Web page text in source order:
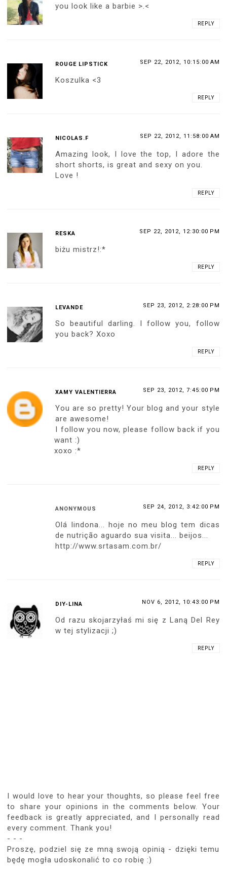
you look like a barbie >.<
REPLY
ROUGE LIPSTICK SEP 22, 2012, 10:15:00 AM
Koszulka <3
REPLY
NICOLAS.F SEP 22, 2012, 11:58:00 AM
Amazing look, I love the top, I adore the
short shorts, is great and sexy on you.
Love !
REPLY
RESKA SEP 22, 2012, 12:30:00 PM
biżu mistrz!:*
REPLY
LEVANDE SEP 23, 2012, 2:28:00 PM
So beautiful darling. I follow you, follow
you back? Xoxo
REPLY
XAMY VALENTIERRA SEP 23, 2012, 7:45:00 PM
You are so pretty! Your blog and your style
are awesome!
I follow you now, please follow back if you
want :)
xoxo :*
REPLY
ANONYMOUS SEP 24, 2012, 3:42:00 PM
Olá lindona... hoje no meu blog tem dicas
de nutrição aguardo sua visita... beijos...
http://www.srtasam.com.br/
REPLY
DIY-LINA NOV 6, 2012, 10:43:00 PM
Od razu skojarzyłaś mi się z Laną Del Rey
w tej stylizacji ;)
REPLY
I would love to hear your thoughts, so please feel free
to share your opinions in the comments below. Your
feedback is greatly appreciated, and I personally read
every comment. Thank you!
- - -
Proszę, podziel się ze mną swoją opinią - dzięki temu
będę mogła udoskonalić to co robię :)